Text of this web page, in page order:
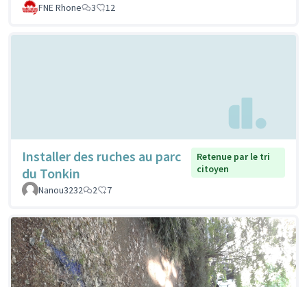
FNE Rhone 3 12
Installer des ruches au parc
du Tonkin
Retenue par le tri
citoyen
Nanou3232
2 7